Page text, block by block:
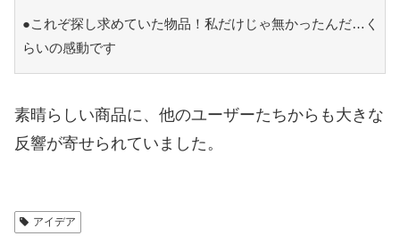
●これぞ探し求めていた物品！私だけじゃ無かったんだ…く
らいの感動です
素晴らしい商品に、他のユーザーたちからも大きな
反響が寄せられていました。
アイデア